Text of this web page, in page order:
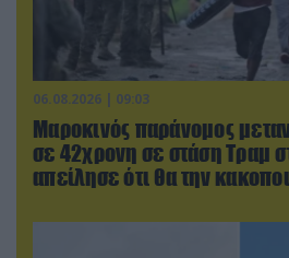
06.08.2026 | 09:03
Μαροκινός παράνομος
σε 42χρονη σε στάση Τραμ
απείλησε ότι θα την